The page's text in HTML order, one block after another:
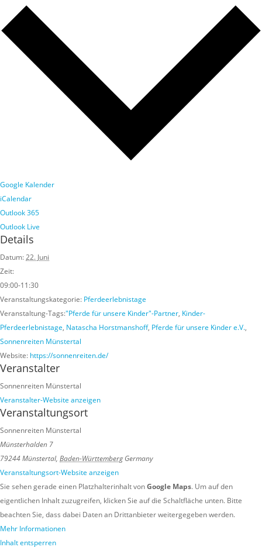
Google Kalender
iCalendar
Outlook 365
Outlook Live
Details
Datum:22. Juni
Zeit:
09:00-11:30
Veranstaltungskategorie: Pferdeerlebnistage
Veranstaltung-Tags:"Pferde für unsere Kinder"-Partner, Kinder-
Pferdeerlebnistage, Natascha Horstmanshoff, Pferde für unsere Kinder e.V.,
Sonnenreiten Münstertal
Website: https://sonnenreiten.de/
Veranstalter
Sonnenreiten Münstertal
Veranstalter-Website anzeigen
Veranstaltungsort
Sonnenreiten Münstertal
Münsterhalden 7
79244 Münstertal, Baden-Württemberg Germany
Veranstaltungsort-Website anzeigen
Sie sehen gerade einen Platzhalterinhalt vonGoogle Maps. Um auf den
eigentlichen Inhalt zuzugreifen, klicken Sie auf die Schaltfläche unten. Bitte
beachten Sie, dass dabei Daten an Drittanbieter weitergegeben werden.
Mehr Informationen
Inhalt entsperren